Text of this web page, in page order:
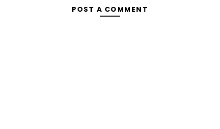
POST A COMMENT